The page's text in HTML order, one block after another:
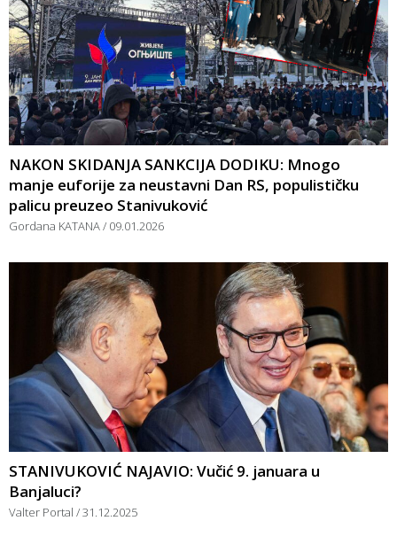
NAKON SKIDANJA SANKCIJA DODIKU: Mnogo
manje euforije za neustavni Dan RS, populističku
palicu preuzeo Stanivuković
Gordana KATANA 09.01.2026
STANIVUKOVIĆ NAJAVIO: Vučić 9. januara u
Banjaluci?
Valter Portal 31.12.2025